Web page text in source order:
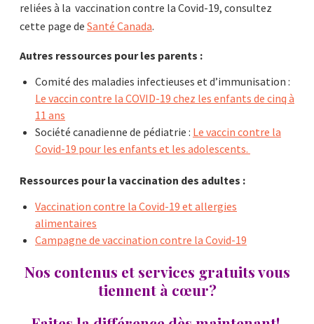
reliées à la vaccination contre la Covid-19, consultez
cette page de Santé Canada.
Autres ressources pour les parents :
Comité des maladies infectieuses et d’immunisation :
Le vaccin contre la COVID-19 chez les enfants de cinq à
11 ans
Société canadienne de pédiatrie : Le vaccin contre la
Covid-19 pour les enfants et les adolescents.
Ressources pour la vaccination des adultes :
Vaccination contre la Covid-19 et allergies
alimentaires
Campagne de vaccination contre la Covid-19
Nos contenus et services gratuits vous
tiennent à cœur?